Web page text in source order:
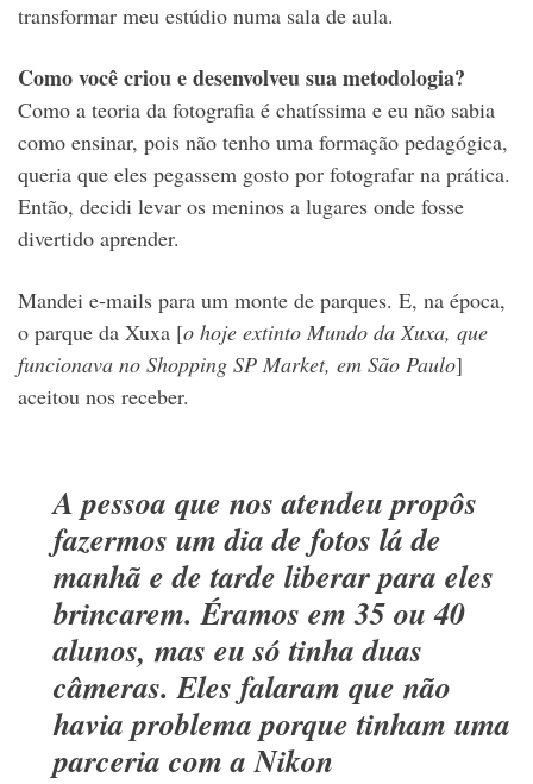
transformar meu estúdio numa sala de aula.
Como você criou e desenvolveu sua metodologia?
Como a teoria da fotografia é chatíssima e eu não sabia
como ensinar, pois não tenho uma formação pedagógica,
queria que eles pegassem gosto por fotografar na prática.
Então, decidi levar os meninos a lugares onde fosse
divertido aprender.
Mandei e-mails para um monte de parques. E, na época,
o parque da Xuxa [o hoje extinto Mundo da Xuxa, que
funcionava no Shopping SP Market, em São Paulo]
aceitou nos receber.
A pessoa que nos atendeu propôs
fazermos um dia de fotos lá de
manhã e de tarde liberar para eles
brincarem. Éramos em 35 ou 40
alunos, mas eu só tinha duas
câmeras. Eles falaram que não
havia problema porque tinham uma
parceria com a Nikon